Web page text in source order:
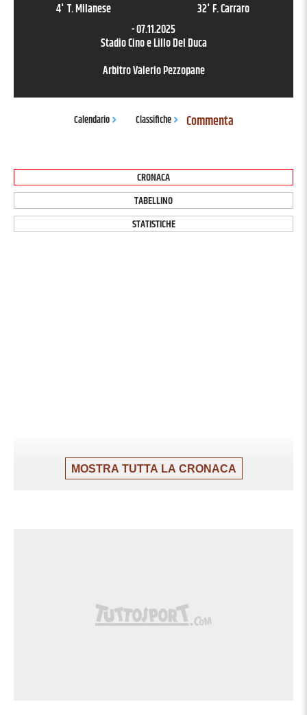
4' T. Milanese 32' F. Carraro
-07.11.2025
Stadio Cino e Lillo Del Duca
ArbitroValerio Pezzopane
Calendario Classifiche Commenta
CRONACA
TABELLINO
STATISTICHE
MOSTRA TUTTA LA CRONACA